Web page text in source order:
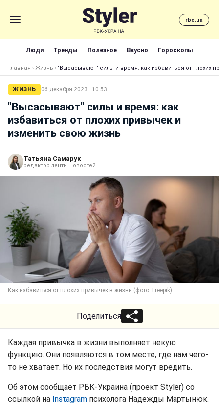
rbc.ua
Люди Тренды Полезное Вкусно Гороскопы
Главная › Жизнь › "Высасывают" силы и время: как избавиться от плохих
ЖИЗНЬ 06 декабря 2023 · 10:53
"Высасывают" силы и время: как
избавиться от плохих привычек и
изменить свою жизнь
Татьяна Самарук
редактор ленты новостей
Как избавиться от плохих привычек в жизни (фото: Freepik)
Поделиться
Каждая привычка в жизни выполняет некую
функцию. Они появляются в том месте, где нам чего-
то не хватает. Но их последствия могут вредить.
Об этом сообщает РБК-Украина (проект Styler) со
ссылкой на Instagram психолога Надежды Мартынюк.